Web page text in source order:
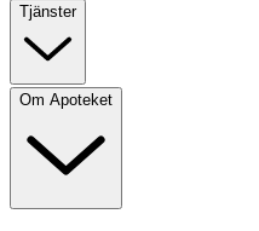
Tjänster
Om Apoteket